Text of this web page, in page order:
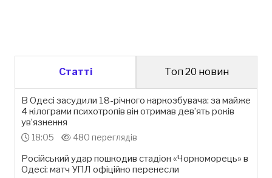
Статті Топ 20 новин
В Одесі засудили 18-річного наркозбувача: за майже
4 кілограми психотропів він отримав дев’ять років
ув’язнення
18:05 480 переглядів
Російський удар пошкодив стадіон «Чорноморець» в
Одесі: матч УПЛ офіційно перенесли